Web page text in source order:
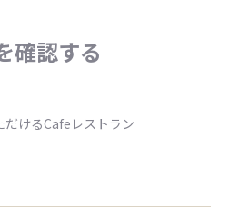
確認する
だけるCafeレストラン